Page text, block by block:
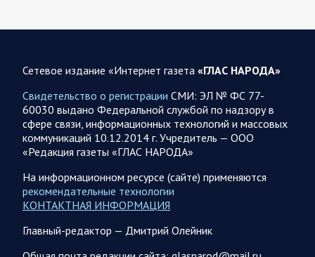
Олег Царев сообщает: Мониторинг противника насчитал
якобы «сбиты/подавлены» – 135. В Киеве…
08.08.2026 10:05
Спецоперация
Фронтовая сводка Олега Царева 8 августа 2026 года
397 украинских БПЛА сбито ПВО ночью над 15 субъектами
РФ: Беспилотники сбивали над территориями
Белгородской, Брянской, Воронежской, Курской, Липецкой,
Орловской,…
Сетевое издание «Интернет газета «ГЛАС НАРОДА»
Свидетельство о регистрации СМИ: ЭЛ № ФС 77-
60030 выдано Федеральной службой по надзору в
сфере связи, информационных технологий и массовых
коммуникаций 10.12.2014 г. Учредитель — ООО
«Редакция газеты «ГЛАС НАРОДА»
На информационном ресурсе (сайте) применяются
рекомендательные технологии
КОНТАКТНАЯ ИНФОРМАЦИЯ
Главный-редактор — Дмитрий Олейник